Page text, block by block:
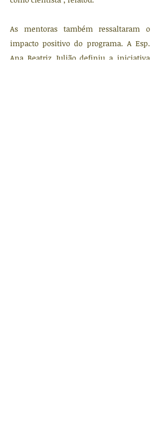
As mentoras também ressaltaram o
impacto positivo do programa. A Esp.
Ana Beatriz Julião definiu a iniciativa